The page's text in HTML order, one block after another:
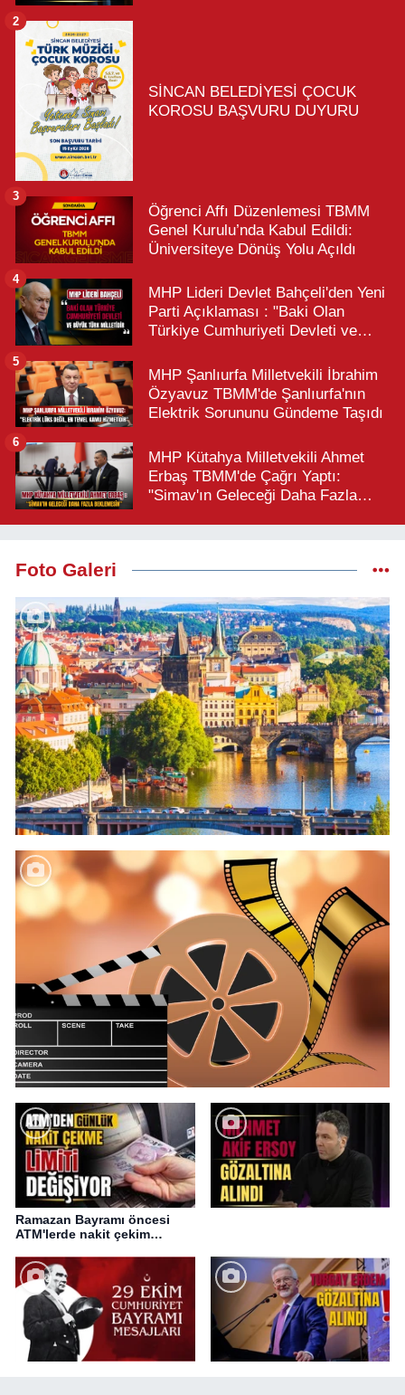
SİNCAN BELEDİYESİ ÇOCUK
KOROSU BAŞVURU DUYURU
2
Öğrenci Affı Düzenlemesi TBMM
Genel Kurulu’nda Kabul Edildi:
Üniversiteye Dönüş Yolu Açıldı
3
MHP Lideri Devlet Bahçeli'den Yeni
Parti Açıklaması : "Baki Olan
Türkiye Cumhuriyeti Devleti ve
4
MHP Şanlıurfa Milletvekili İbrahim
Özyavuz TBMM'de Şanlıurfa'nın
Elektrik Sorununu Gündeme Taşıdı
5
MHP Kütahya Milletvekili Ahmet
Erbaş TBMM'de Çağrı Yaptı:
"Simav'ın Geleceği Daha Fazla
6
Foto Galeri
Ramazan Bayramı öncesi
ATM'lerde nakit çekim